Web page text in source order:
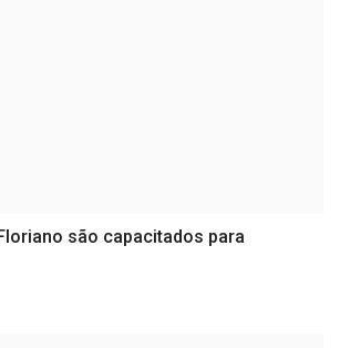
são capacitados para